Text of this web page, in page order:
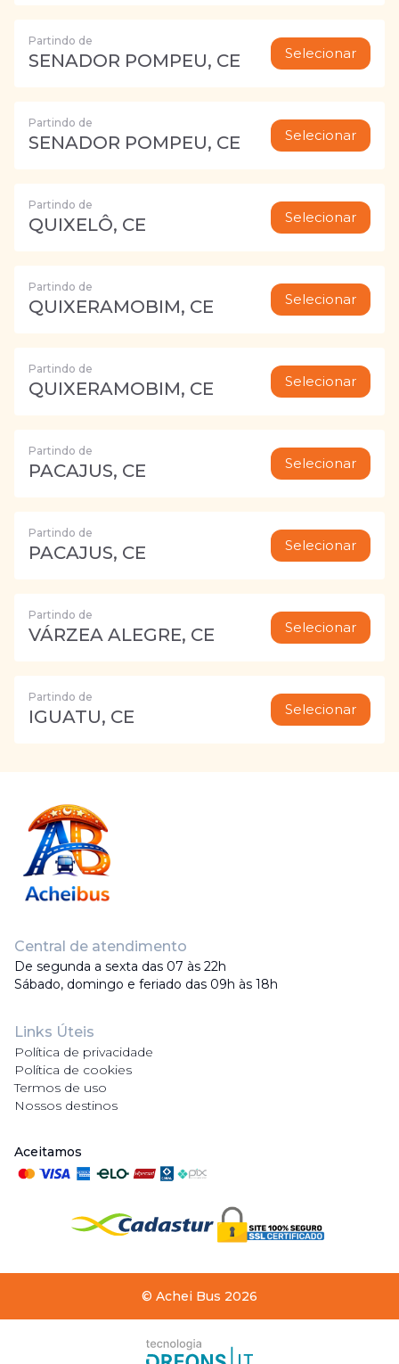
Partindo de
SENADOR POMPEU, CE Selecionar
Partindo de
SENADOR POMPEU, CE Selecionar
Partindo de
QUIXELÔ, CE Selecionar
Partindo de
QUIXERAMOBIM, CE Selecionar
Partindo de
QUIXERAMOBIM, CE Selecionar
Partindo de
PACAJUS, CE Selecionar
Partindo de
PACAJUS, CE Selecionar
Partindo de
VÁRZEA ALEGRE, CE Selecionar
Partindo de
IGUATU, CE Selecionar
Central de atendimento
De segunda a sexta das 07 às 22h
Sábado, domingo e feriado das 09h às 18h
Links Úteis
Política de privacidade
Política de cookies
Termos de uso
Nossos destinos
Aceitamos
© Achei Bus 2026